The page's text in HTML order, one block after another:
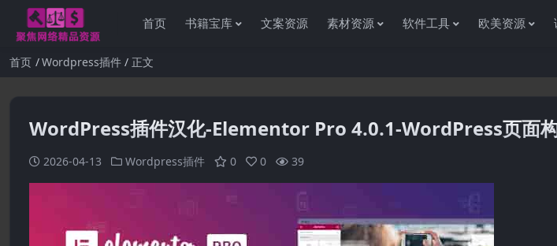
首页 书籍宝库 文案资源 素材资源 软件工具 欧美资源
首页 Wordpress插件 正文
WordPress插件汉化-Elementor Pro 4.0.1-WordPress页面
2026-04-13 Wordpress插件 0 0 39 感谢您访问资源杂货铺获